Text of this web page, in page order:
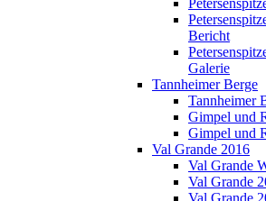
Bericht
Galerie
Tannheimer Berge
Tannheimer
Gimpel und
Gimpel und
Val Grande 2016
Val Grande
Val Grande
Val Grande